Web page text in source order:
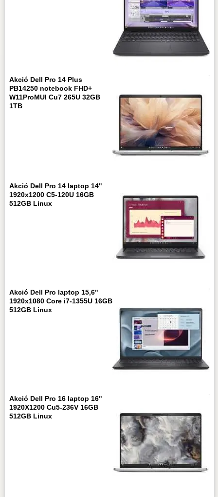
Akció Dell Pro 14 Plus
PB14250 notebook FHD+
W11ProMUI Cu7 265U 32GB
1TB
Akció Dell Pro 14 laptop 14"
1920x1200 C5-120U 16GB
512GB Linux
Akció Dell Pro laptop 15,6"
1920x1080 Core i7-1355U 16GB
512GB Linux
Akció Dell Pro 16 laptop 16"
1920X1200 Cu5-236V 16GB
512GB Linux